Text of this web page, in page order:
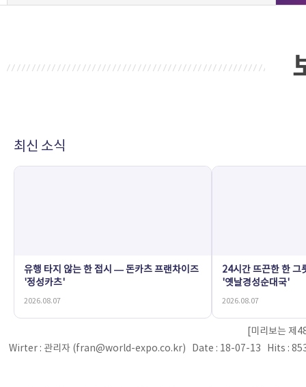
최신 소식
유행 타지 않는 한 접시 — 돈카츠 프랜차이즈
'정성카츠'
2026.08.07
24시간 뜨끈한 한
'옛날경성순대국'
2026.08.07
[미리보는 제
Wirter : 관리자 (fran@world-expo.co.kr) Date : 18-07-13 Hits :